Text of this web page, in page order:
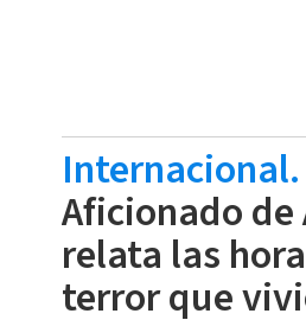
Internacional.
Aficionado de
relata las
terror que